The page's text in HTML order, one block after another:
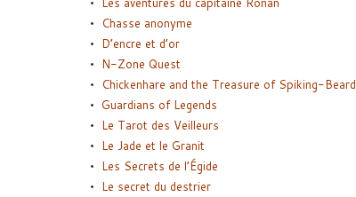
Chasse anonyme
D’encre et d’or
N-Zone Quest
Chickenhare and the Treasure of Spiking-Beard
Guardians of Legends
Le Tarot des Veilleurs
Le Jade et le Granit
Les Secrets de l’Égide
Le secret du destrier